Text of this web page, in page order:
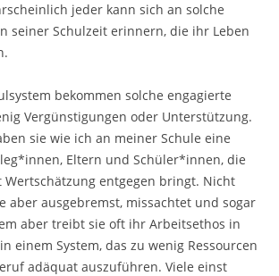
jeder kann sich an solche
seiner Schulzeit erinnern, die ihr Leben
bekommen solche engagierte
Vergünstigungen oder Unterstützung.
sie wie ich an meiner Schule eine
Eltern und Schüler*innen, die
entgegen bringt. Nicht
aber ausgebremst, missachtet und sogar
aber treibt sie oft ihr Arbeitsethos in
einem System, das zu wenig Ressourcen
adäquat auszuführen. Viele einst